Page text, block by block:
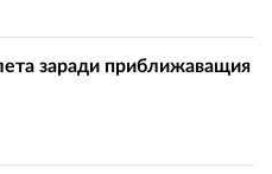
заради приближаващия